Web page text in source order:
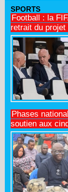
SPORTS
Football : la
retrait du
Phases
soutien aux